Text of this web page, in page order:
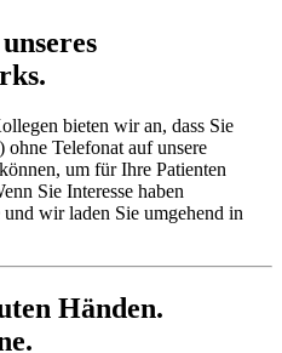
bieten wir an, dass Sie
Telefonat auf unsere
um für Ihre Patienten
Sie Interesse haben
wir laden Sie umgehend in
Händen.